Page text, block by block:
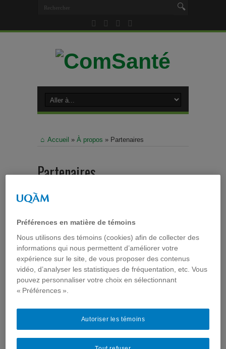
Accueil » À propos » Partenaires
Partenaires
ComSanté a tissé des liens avec 21 partenaires
communautaire et de la sphère médiatique. Notre
correspondant aux préoccupation des partenaires et
d’accroître l’utilisation des résultats de la recherche
dans la pratique.
Si vous êtes intéressé à participer à l’élaboration
d’un projet de recherche sur un thème qui vous
préoccupe, ou encore à utiliser nos résultats de
Préférences en matière de témoins
Nous utilisons des témoins (cookies) afin de collecter des
informations qui nous permettent d’améliorer votre
expérience sur le site, de vous proposer des contenus
vidéo, d’analyser les statistiques de fréquentation, etc. Vous
pouvez personnaliser votre choix en sélectionnant
« Préférences ».
Autoriser les témoins